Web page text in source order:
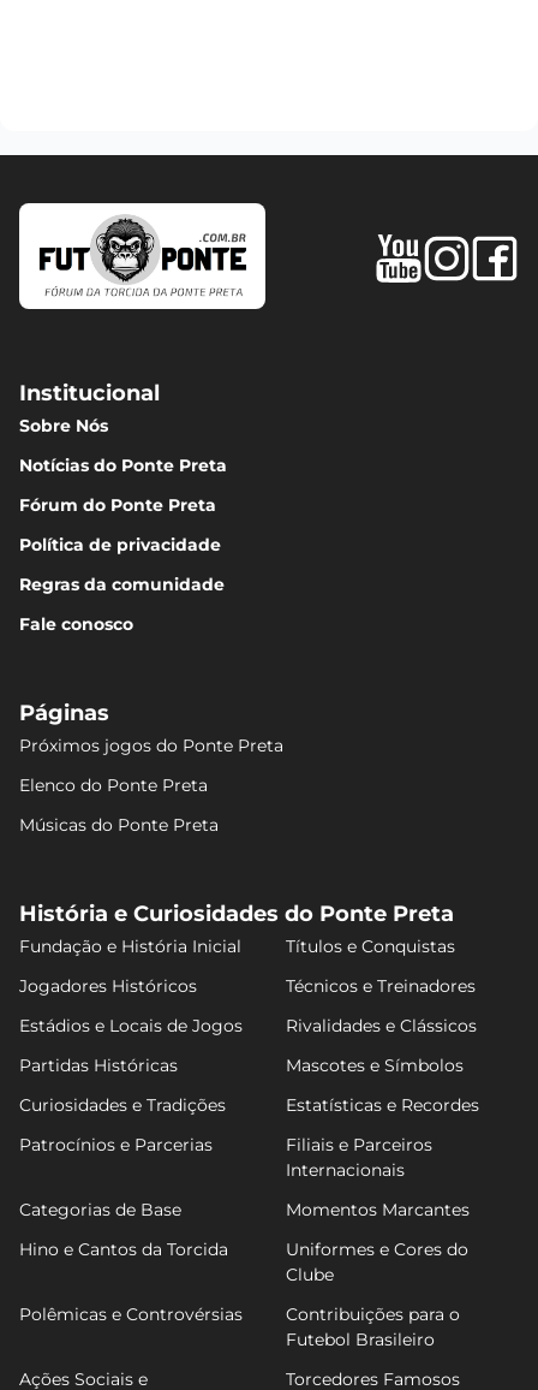
Institucional
Sobre Nós
Notícias do Ponte Preta
Fórum do Ponte Preta
Política de privacidade
Regras da comunidade
Fale conosco
Páginas
Próximos jogos do Ponte Preta
Elenco do Ponte Preta
Músicas do Ponte Preta
História e Curiosidades do Ponte Preta
Fundação e História Inicial
Títulos e Conquistas
Jogadores Históricos
Técnicos e Treinadores
Estádios e Locais de Jogos
Rivalidades e Clássicos
Partidas Históricas
Mascotes e Símbolos
Curiosidades e Tradições
Estatísticas e Recordes
Patrocínios e Parcerias
Filiais e Parceiros
Internacionais
Categorias de Base
Momentos Marcantes
Hino e Cantos da Torcida
Uniformes e Cores do
Clube
Polêmicas e Controvérsias
Contribuições para o
Futebol Brasileiro
Ações Sociais e
Torcedores Famosos